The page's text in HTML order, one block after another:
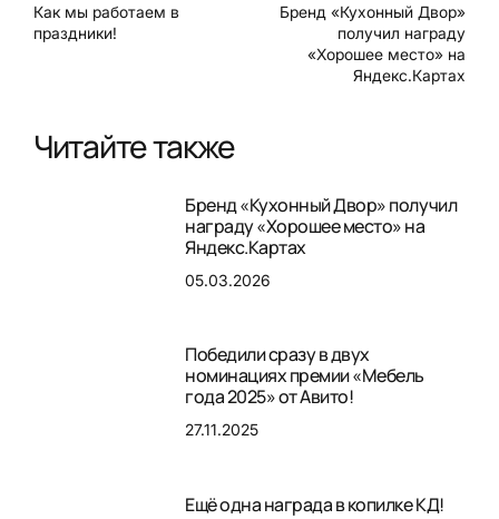
Как мы работаем в
праздники!
Бренд «Кухонный Двор»
получил награду
«Хорошее место» на
Яндекс.Картах
Читайте также
Бренд «Кухонный Двор» получил
награду «Хорошее место» на
Яндекс.Картах
05.03.2026
Победили сразу в двух
номинациях премии «Мебель
года 2025» от Авито!
27.11.2025
Ещё одна награда в копилке КД!